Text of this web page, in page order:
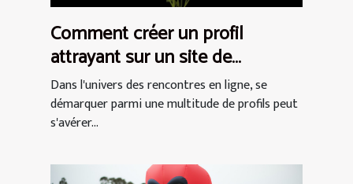
Comment créer un profil
attrayant sur un site de
rencontres pour femmes
Dans l'univers des rencontres en ligne, se
démarquer parmi une multitude de profils peut
s'avérer...